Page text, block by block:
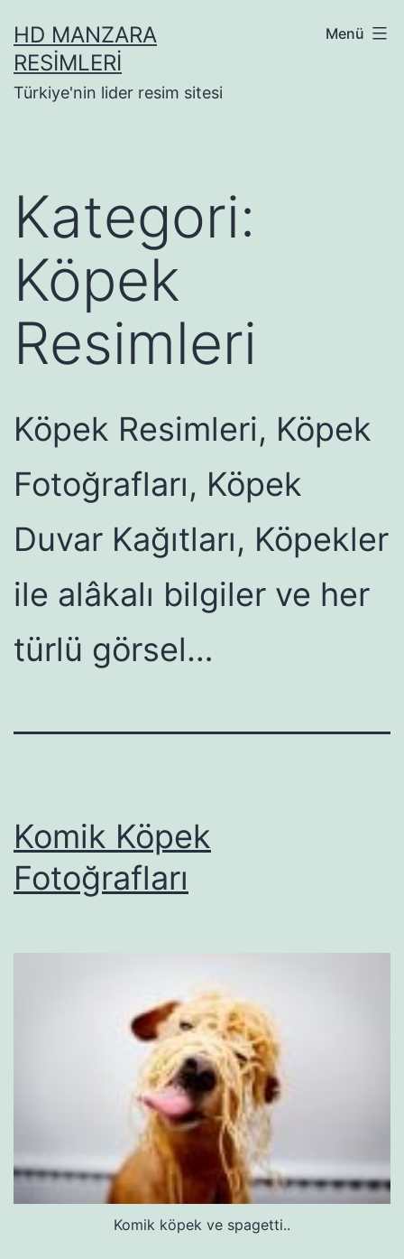
geçHD MANZARA
RESIMLERI
Türkiye'nin lider resim sitesi
Menü
Kategori:
Köpek
Resimleri
Köpek Resimleri, Köpek
Fotoğrafları, Köpek
Duvar Kağıtları, Köpekler
ile alâkalı bilgiler ve her
türlü görsel…
Komik Köpek
Fotoğrafları
Komik köpek ve spagetti..